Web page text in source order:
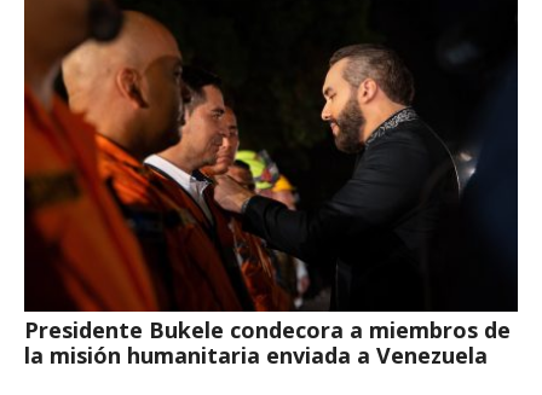
Presidente Bukele condecora a miembros de
la misión humanitaria enviada a Venezuela